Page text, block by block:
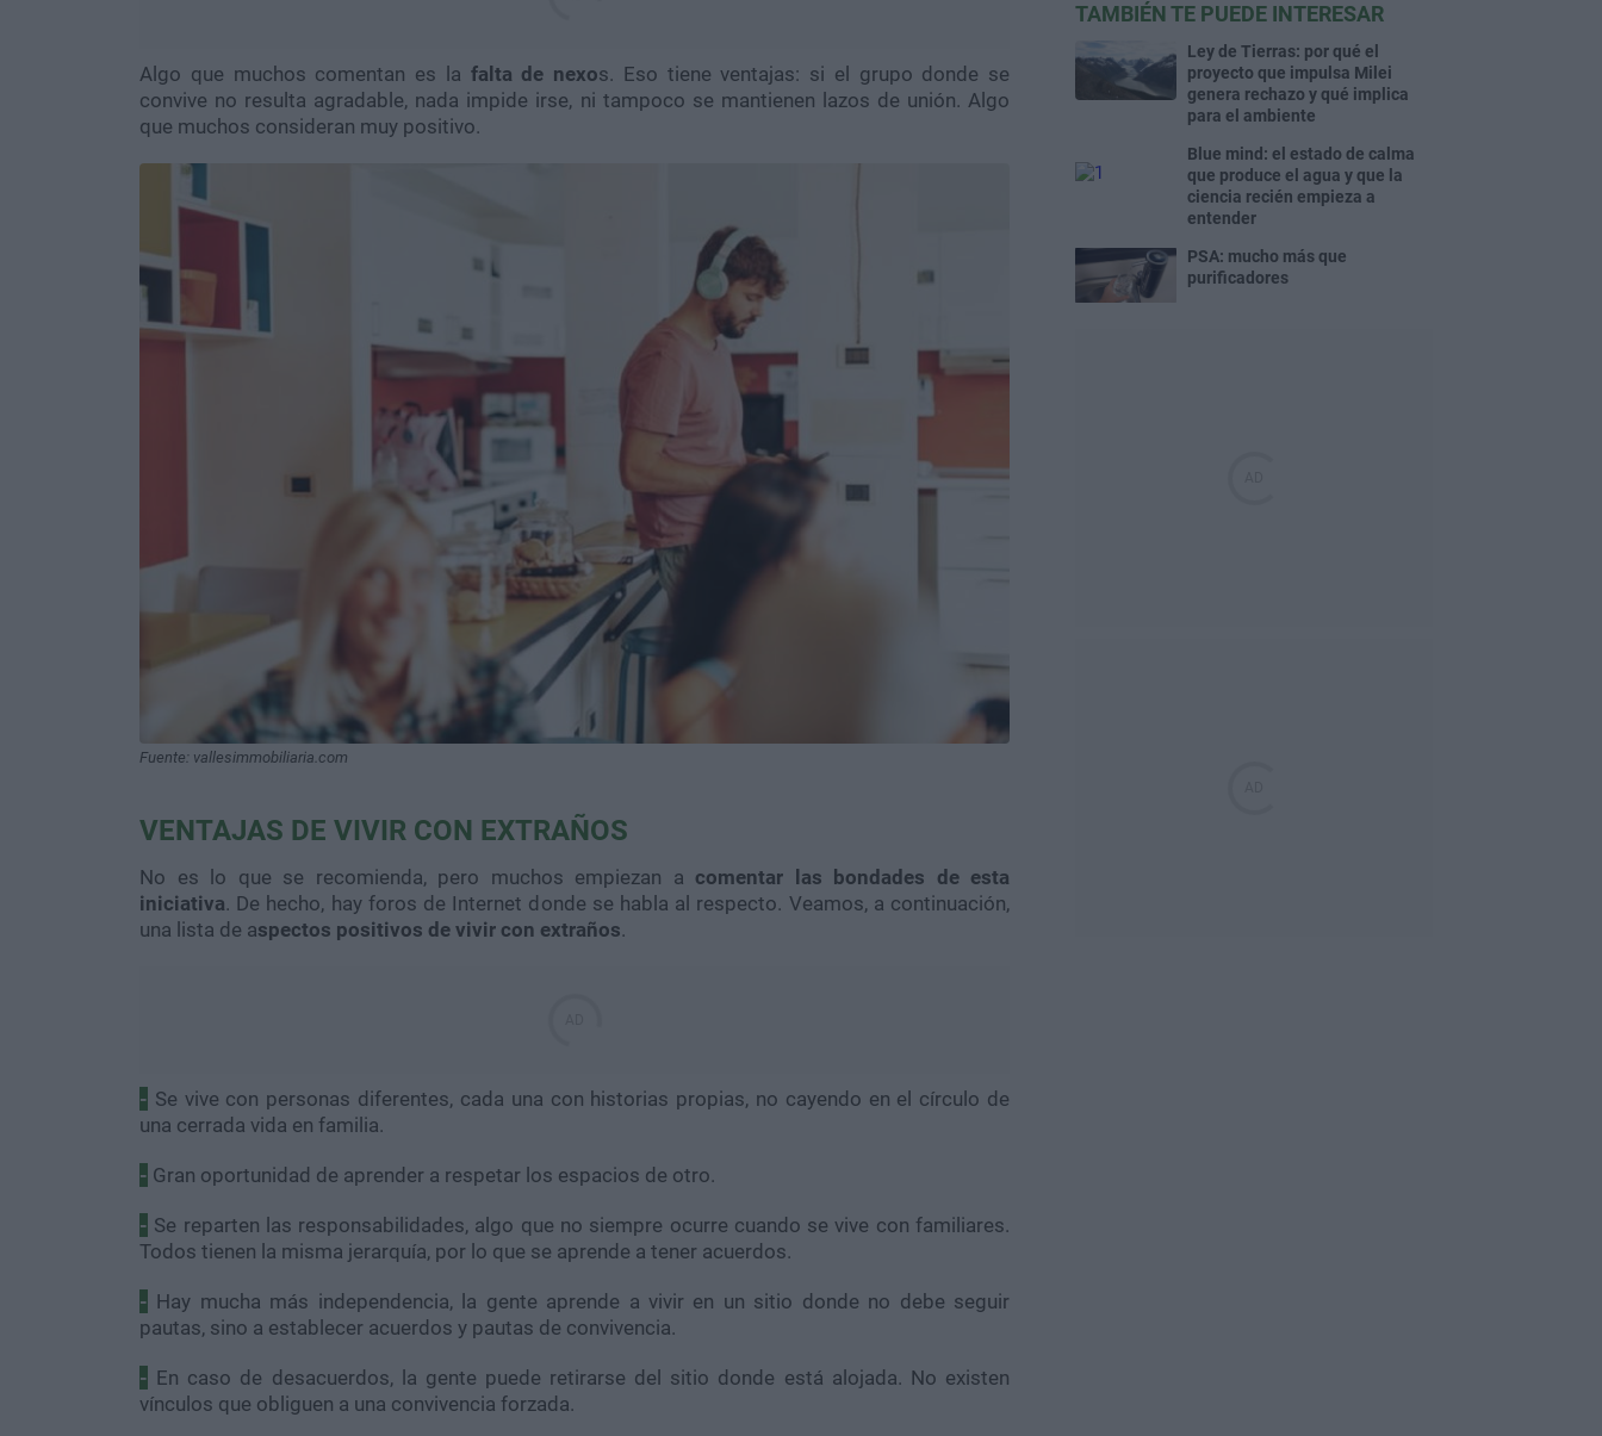
Algo que muchos comentan es la falta de nexos. Eso tiene ventajas: si el grupo donde se
convive no resulta agradable, nada impide irse, ni tampoco se mantienen lazos de unión. Algo
que muchos consideran muy positivo.
Fuente: vallesimmobiliaria.com
VENTAJAS DE VIVIR CON EXTRAÑOS
No es lo que se recomienda, pero muchos empiezan a comentar las bondades de esta
iniciativa. De hecho, hay foros de Internet donde se habla al respecto. Veamos, a continuación,
una lista de aspectos positivos de vivir con extraños.
- Se vive con personas diferentes, cada una con historias propias, no cayendo en el círculo de
una cerrada vida en familia.
- Gran oportunidad de aprender a respetar los espacios de otro.
- Se reparten las responsabilidades, algo que no siempre ocurre cuando se vive con familiares.
Todos tienen la misma jerarquía, por lo que se aprende a tener acuerdos.
- Hay mucha más independencia, la gente aprende a vivir en un sitio donde no debe seguir
pautas, sino a establecer acuerdos y pautas de convivencia.
- En caso de desacuerdos, la gente puede retirarse del sitio donde está alojada. No existen
vínculos que obliguen a una convivencia forzada.
TAMBIÉN TE PUEDE INTERESAR
Ley de Tierras: por qué el
proyecto que impulsa Milei
genera rechazo y qué implica
para el ambiente
Blue mind: el estado de calma
que produce el agua y que la
ciencia recién empieza a
entender
PSA: mucho más que
purificadores